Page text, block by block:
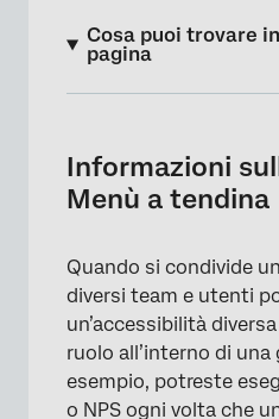
Cosa puoi trovare
pagina
Definizione di una
Impostazione dei ruoli
Definizione dei metadati
Dati dashboard
Configurazione dei filtri
Informazioni
Menù a tendina
Quando si condivide
diversi team e utenti
un’accessibilità
ruolo all’interno di una
esempio, potreste
o NPS ogni volta che